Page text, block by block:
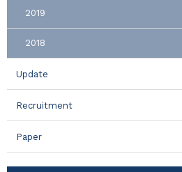
2019
2018
Update
Recruitment
Paper